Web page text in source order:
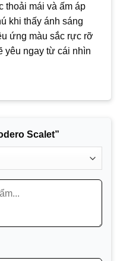
thoải mái và ấm áp
khi thấy ánh sáng
ứng màu sắc rực rỡ
yêu ngay từ cái nhìn
Scalet”